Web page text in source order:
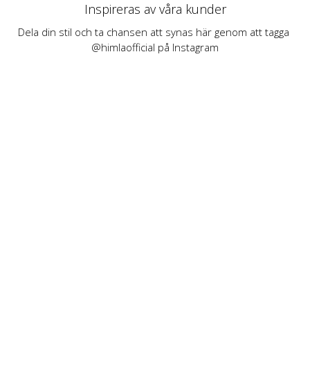
Inspireras av våra kunder
Dela din stil och ta chansen att synas här genom att tagga
@himlaofficial på Instagram